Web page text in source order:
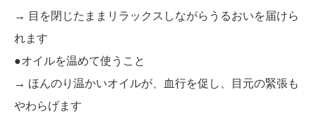
→ 目を閉じたままリラックスしながらうるおいを届けら
れます
●オイルを温めて使うこと
→ ほんのり温かいオイルが、血行を促し、目元の緊張も
やわらげます